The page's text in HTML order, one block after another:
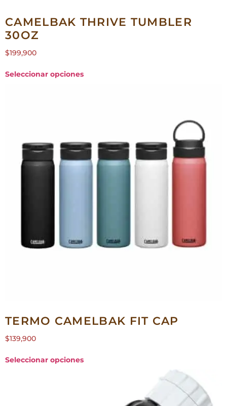
CAMELBAK THRIVE TUMBLER
30OZ
$199,900
Seleccionar opciones
TERMO CAMELBAK FIT CAP
$139,900
Seleccionar opciones